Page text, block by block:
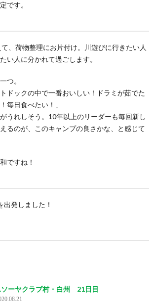
です。
、荷物整理にお片付け。川遊びに行きたい人
い人に分かれて過ごします。
つ。
ドックの中で一番おいしい！ドラミが茹でた
毎日食べたい！」
うれしそう。10年以上のリーダーも毎回新し
るのが、このキャンプの良さかな、と感じて
ですね！
発しました！
ソーヤクラブ村・白州 21日目